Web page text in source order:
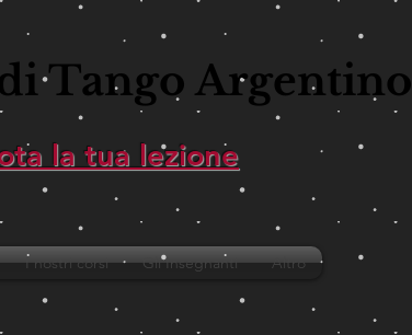
Tango Argentino
la tua lezione
I nostri corsi Gli Insegnanti Altro